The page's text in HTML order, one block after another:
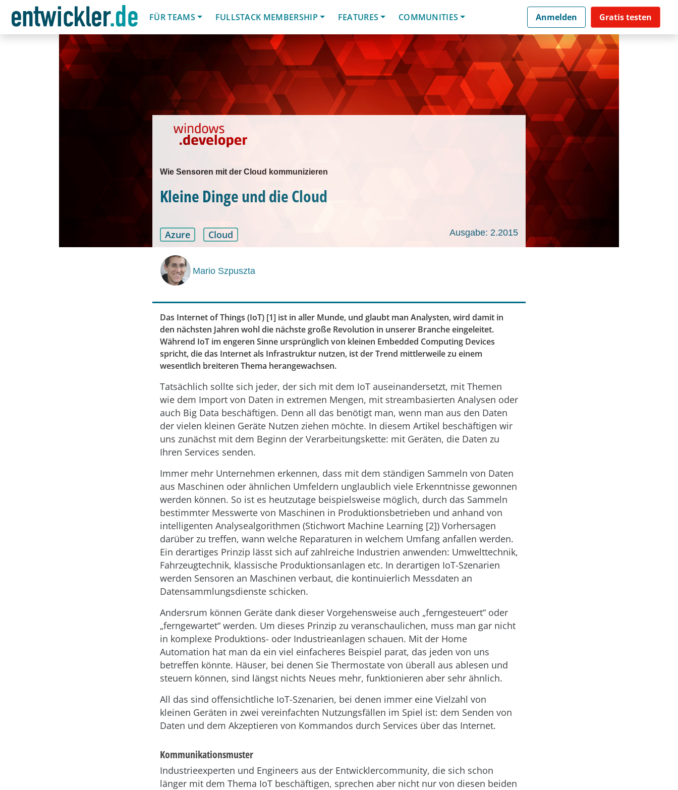
FÜR TEAMS
FULLSTACK MEMBERSHIP FEATURES COMMUNITIES Anmelden Gratis testen
Wie Sensoren mit der Cloud kommunizieren
Kleine Dinge und die Cloud
Azure Cloud Ausgabe: 2.2015
Mario Szpuszta
Das Internet of Things (IoT) [1] ist in aller Munde, und glaubt man Analysten, wird damit in
den nächsten Jahren wohl die nächste große Revolution in unserer Branche eingeleitet.
Während IoT im engeren Sinne ursprünglich von kleinen Embedded Computing Devices
spricht, die das Internet als Infrastruktur nutzen, ist der Trend mittlerweile zu einem
wesentlich breiteren Thema herangewachsen.
Tatsächlich sollte sich jeder, der sich mit dem IoT auseinandersetzt, mit Themen
wie dem Import von Daten in extremen Mengen, mit streambasierten Analysen oder
auch Big Data beschäftigen. Denn all das benötigt man, wenn man aus den Daten
der vielen kleinen Geräte Nutzen ziehen möchte. In diesem Artikel beschäftigen wir
uns zunächst mit dem Beginn der Verarbeitungskette: mit Geräten, die Daten zu
Ihren Services senden.
Immer mehr Unternehmen erkennen, dass mit dem ständigen Sammeln von Daten
aus Maschinen oder ähnlichen Umfeldern unglaublich viele Erkenntnisse gewonnen
werden können. So ist es heutzutage beispielsweise möglich, durch das Sammeln
bestimmter Messwerte von Maschinen in Produktionsbetrieben und anhand von
intelligenten Analysealgorithmen (Stichwort Machine Learning [2]) Vorhersagen
darüber zu treffen, wann welche Reparaturen in welchem Umfang anfallen werden.
Ein derartiges Prinzip lässt sich auf zahlreiche Industrien anwenden: Umwelttechnik,
Fahrzeugtechnik, klassische Produktionsanlagen etc. In derartigen IoT-Szenarien
werden Sensoren an Maschinen verbaut, die kontinuierlich Messdaten an
Datensammlungsdienste schicken.
Andersrum können Geräte dank dieser Vorgehensweise auch „ferngesteuert“ oder
„ferngewartet“ werden. Um dieses Prinzip zu veranschaulichen, muss man gar nicht
in komplexe Produktions- oder Industrieanlagen schauen. Mit der Home
Automation hat man da ein viel einfacheres Beispiel parat, das jeden von uns
betreffen könnte. Häuser, bei denen Sie Thermostate von überall aus ablesen und
steuern können, sind längst nichts Neues mehr, funktionieren aber sehr ähnlich.
All das sind offensichtliche IoT-Szenarien, bei denen immer eine Vielzahl von
kleinen Geräten in zwei vereinfachten Nutzungsfällen im Spiel ist: dem Senden von
Daten und dem Akzeptieren von Kommandos durch Services über das Internet.
Kommunikationsmuster
Industrieexperten und Engineers aus der Entwicklercommunity, die sich schon
länger mit dem Thema IoT beschäftigen, sprechen aber nicht nur von diesen beiden